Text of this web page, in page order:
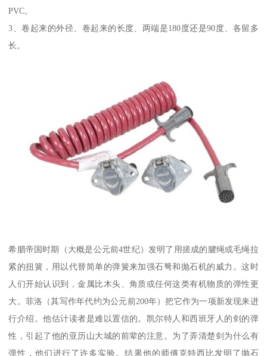
PVC。
3、卷起来的外径、卷起来的长度、两端是180度还是90度、各留多
长。
希腊帝国时期（大概是公元前4世纪）发明了用搓成的腱绳或毛绳拉
紧的扭簧，用以代替简单的弹簧来加强石弩和抛石机的威力。这时
人们开始认识到，金属比木头、角质或任何这类有机物质的弹性更
大。菲洛（其写作年代约为公元前200年）把它作为一项新发现来进
行介绍。他估计读者是难以置信的。凯尔特人和西班牙人的剑的弹
性，引起了他的亚历山大城的前辈的注意。为了弄清楚剑为什么有
弹性，他们进行了许多实验。结果他的师傅克特西比发明了抛石